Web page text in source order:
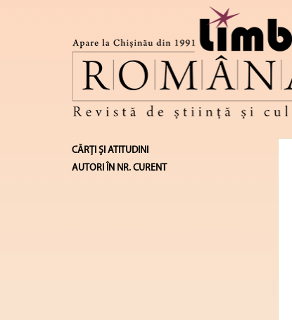
CĂRŢI ŞI ATITUDINI
AUTORI ÎN NR. CURENT